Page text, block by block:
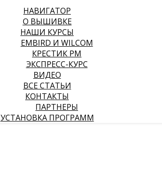
НАВИГАТОР
О ВЫШИВКЕ
НАШИ КУРСЫ
EMBIRD И WILCOM
КРЕСТИК PM
ЭКСПРЕСС-КУРС
ВИДЕО
ВСЕ СТАТЬИ
КОНТАКТЫ
ПАРТНЕРЫ
УСТАНОВКА ПРОГРАММ